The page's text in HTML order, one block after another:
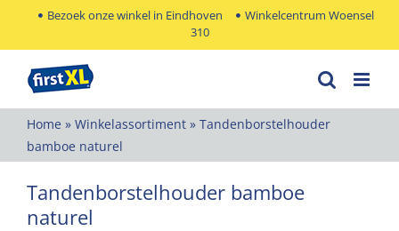
Bezoek onze winkel in Eindhoven
Winkelcentrum Woensel
310
Home » Winkelassortiment » Tandenborstelhouder
bamboe naturel
Tandenborstelhouder bamboe
naturel